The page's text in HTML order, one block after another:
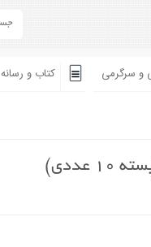
و سرگرمی کتاب و رسانه
عددی)